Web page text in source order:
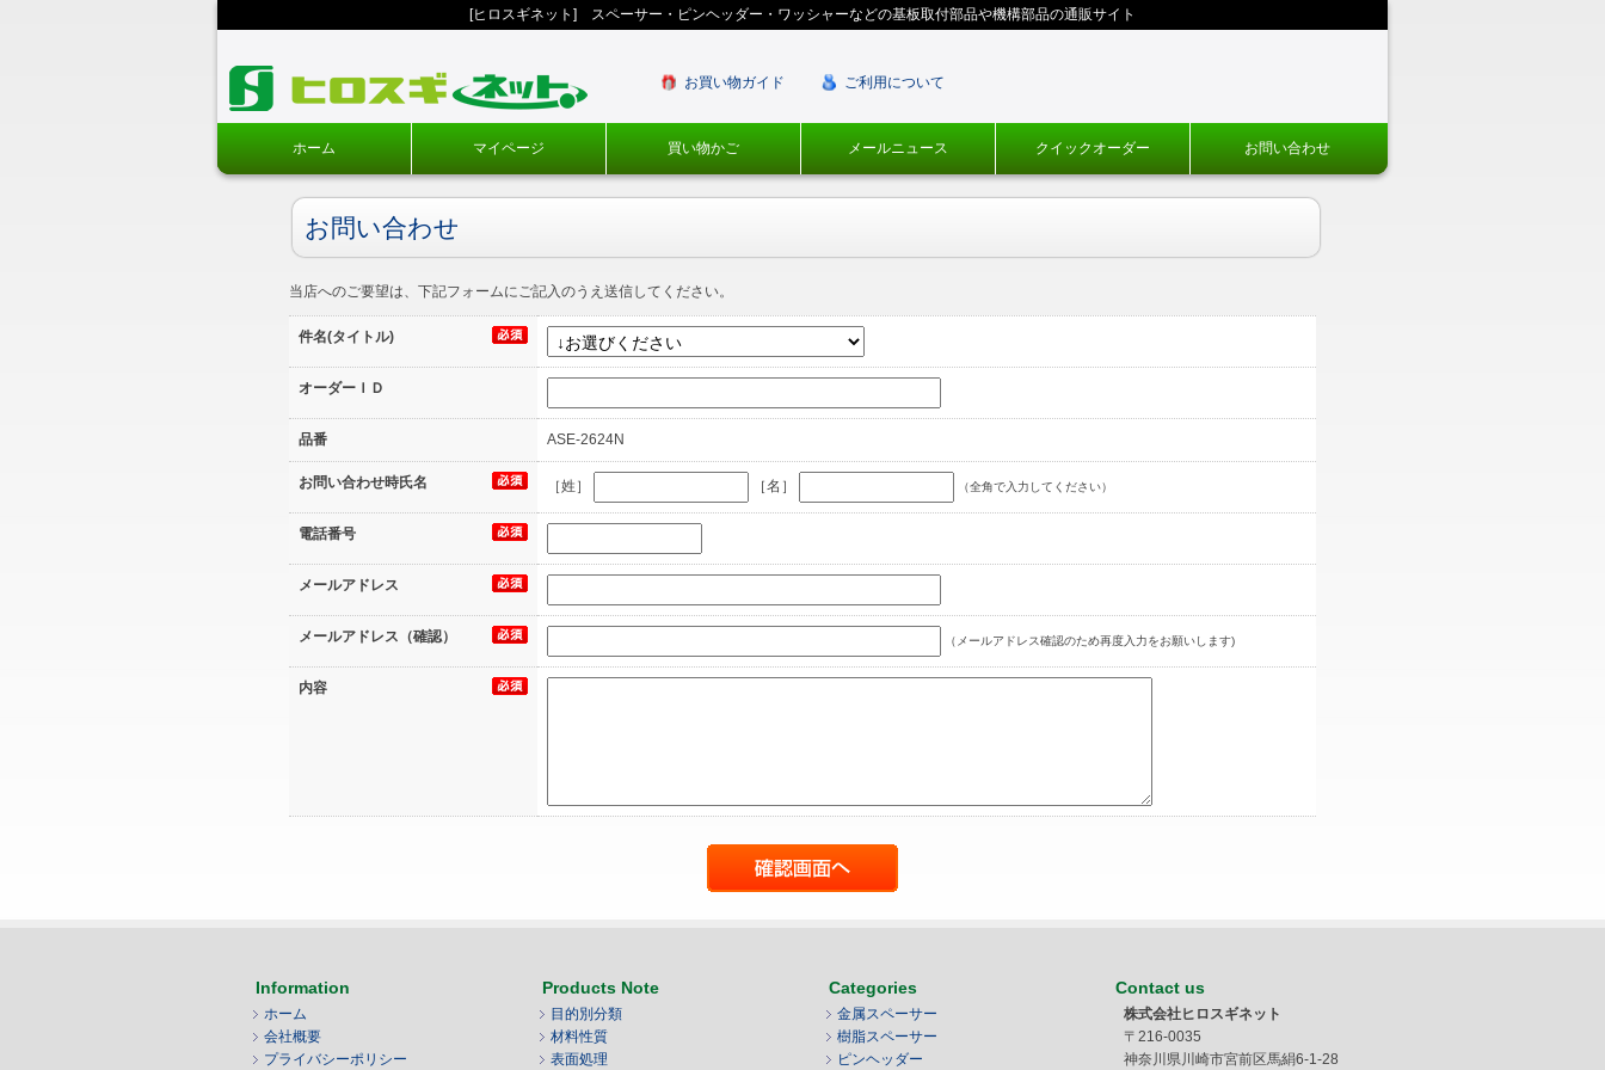
[ヒロスギネット] スペーサー・ピンヘッダー・ワッシャーなどの基板取付部品や機構部品の通販サイト
お買い物ガイド ご利用について
ホーム マイページ 買い物かご メールニュース クイックオーダー お問い合わせ
お問い合わせ
当店へのご要望は、下記フォームにご記入のうえ送信してください。
件名(タイトル)
オーダーＩＤ
品番 ASE-2624N
お問い合わせ時氏名 ［姓］ ［名］ （全角で入力してください）
電話番号
メールアドレス
メールアドレス（確認） （メールアドレス確認のため再度入力をお願いします)
内容
Information
ホーム
会社概要
プライバシーポリシー
Products Note
目的別分類
材料性質
表面処理
Categories
金属スペーサー
樹脂スペーサー
ピンヘッダー
Contact us
株式会社ヒロスギネット
〒216-0035
神奈川県川崎市宮前区馬絹6-1-28